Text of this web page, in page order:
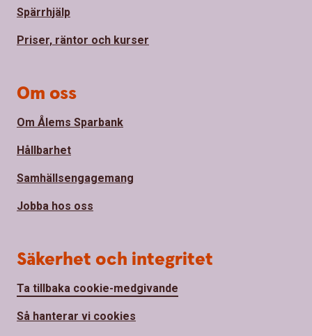
Spärrhjälp
Priser, räntor och kurser
Om oss
Om Ålems Sparbank
Hållbarhet
Samhällsengagemang
Jobba hos oss
Säkerhet och integritet
Ta tillbaka cookie-medgivande
Så hanterar vi cookies